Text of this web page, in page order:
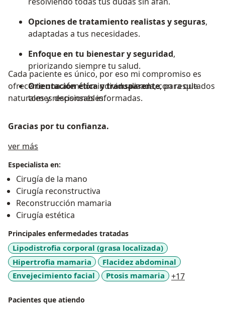
Opciones de tratamiento realistas y seguras,
adaptadas a tus necesidades.
Enfoque en tu bienestar y seguridad,
priorizando siempre tu salud.
Orientación ética y transparente, para que
tomes decisiones informadas.
Cada paciente es único, por eso mi compromiso es
ofrecerte una atención individualizada, con resultados
naturales y responsables.
Gracias por tu confianza.
ver más
Especialista en:
Cirugía de la mano
Cirugía reconstructiva
Reconstrucción mamaria
Cirugía estética
Principales enfermedades tratadas
Lipodistrofia corporal (grasa localizada)
Hipertrofia mamaria
Flacidez abdominal
Envejecimiento facial
Ptosis mamaria +17
Pacientes que atiendo